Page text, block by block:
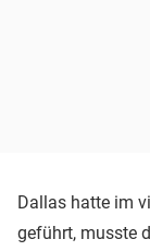
Dallas hatte im
geführt, musste